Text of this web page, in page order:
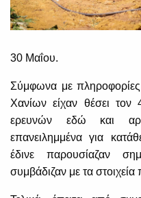
30 Μαΐου.
Σύμφωνα με
Χανίων είχαν θέσει
ερευνών εδώ και
επανειλημμένα για
έδινε παρουσίαζαν
συμβάδιζαν με τα